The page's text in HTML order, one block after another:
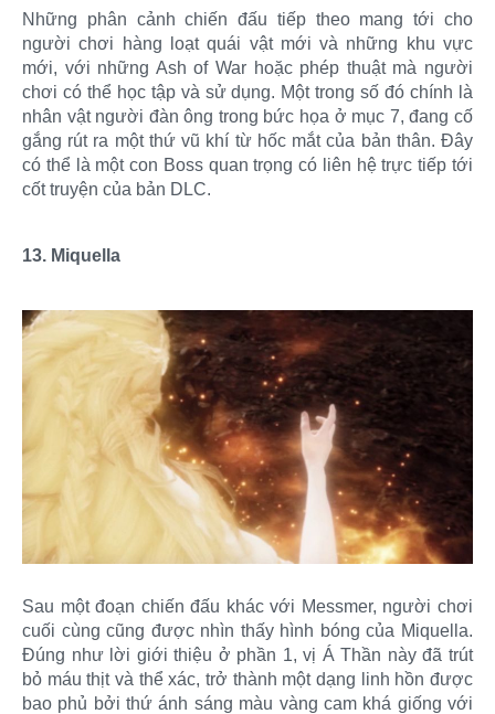
Những phân cảnh chiến đấu tiếp theo mang tới cho
người chơi hàng loạt quái vật mới và những khu vực
mới, với những Ash of War hoặc phép thuật mà người
chơi có thể học tập và sử dụng. Một trong số đó chính là
nhân vật người đàn ông trong bức họa ở mục 7, đang cố
gắng rút ra một thứ vũ khí từ hốc mắt của bản thân. Đây
có thể là một con Boss quan trọng có liên hệ trực tiếp tới
cốt truyện của bản DLC.
13. Miquella
Sau một đoạn chiến đấu khác với Messmer, người chơi
cuối cùng cũng được nhìn thấy hình bóng của Miquella.
Đúng như lời giới thiệu ở phần 1, vị Á Thần này đã trút
bỏ máu thịt và thể xác, trở thành một dạng linh hồn được
bao phủ bởi thứ ánh sáng màu vàng cam khá giống với